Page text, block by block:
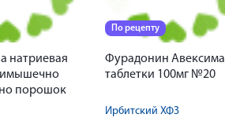
натриевая
порошок
1г
По рецепту
Фурадонин Авексима
таблетки 100мг №20
Ирбитский ХФЗ